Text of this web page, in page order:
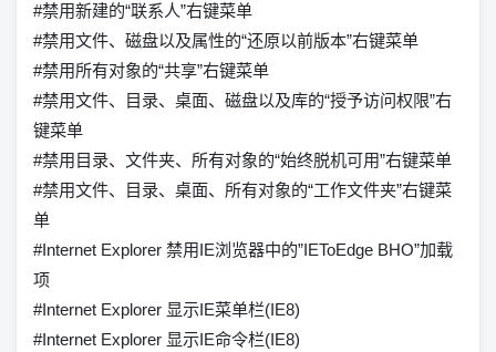
#禁用新建的“联系人”右键菜单
#禁用文件、磁盘以及属性的“还原以前版本”右键菜单
#禁用所有对象的“共享”右键菜单
#禁用文件、目录、桌面、磁盘以及库的“授予访问权限”右
键菜单
#禁用目录、文件夹、所有对象的“始终脱机可用”右键菜单
#禁用文件、目录、桌面、所有对象的“工作文件夹”右键菜
单
#Internet Explorer 禁用IE浏览器中的”IEToEdge BHO”加载
项
#Internet Explorer 显示IE菜单栏(IE8)
#Internet Explorer 显示IE命令栏(IE8)